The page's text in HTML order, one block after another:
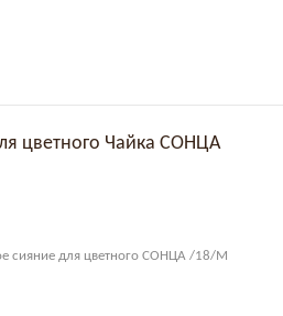
цветного Чайка СОНЦА
сияние для цветного СОНЦА /18/М